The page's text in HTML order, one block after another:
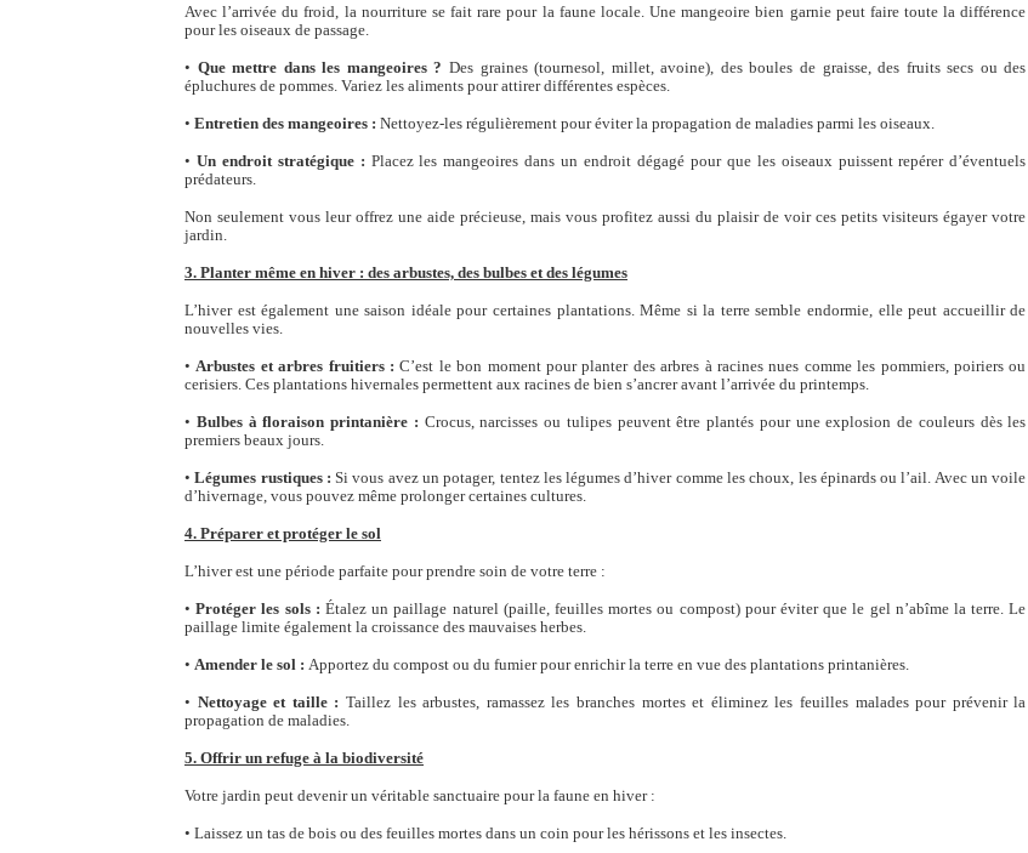
Avec l’arrivée du froid, la nourriture se fait rare pour la faune locale. Une mangeoire bien garnie peut faire toute la différence
pour les oiseaux de passage.
• Que mettre dans les mangeoires ? Des graines (tournesol, millet, avoine), des boules de graisse, des fruits secs ou des
épluchures de pommes. Variez les aliments pour attirer différentes espèces.
• Entretien des mangeoires : Nettoyez-les régulièrement pour éviter la propagation de maladies parmi les oiseaux.
• Un endroit stratégique : Placez les mangeoires dans un endroit dégagé pour que les oiseaux puissent repérer d’éventuels
prédateurs.
Non seulement vous leur offrez une aide précieuse, mais vous profitez aussi du plaisir de voir ces petits visiteurs égayer votre
jardin.
3. Planter même en hiver : des arbustes, des bulbes et des légumes
L’hiver est également une saison idéale pour certaines plantations. Même si la terre semble endormie, elle peut accueillir de
nouvelles vies.
• Arbustes et arbres fruitiers : C’est le bon moment pour planter des arbres à racines nues comme les pommiers, poiriers ou
cerisiers. Ces plantations hivernales permettent aux racines de bien s’ancrer avant l’arrivée du printemps.
• Bulbes à floraison printanière : Crocus, narcisses ou tulipes peuvent être plantés pour une explosion de couleurs dès les
premiers beaux jours.
• Légumes rustiques : Si vous avez un potager, tentez les légumes d’hiver comme les choux, les épinards ou l’ail. Avec un voile
d’hivernage, vous pouvez même prolonger certaines cultures.
4. Préparer et protéger le sol
L’hiver est une période parfaite pour prendre soin de votre terre :
• Protéger les sols : Étalez un paillage naturel (paille, feuilles mortes ou compost) pour éviter que le gel n’abîme la terre. Le
paillage limite également la croissance des mauvaises herbes.
• Amender le sol : Apportez du compost ou du fumier pour enrichir la terre en vue des plantations printanières.
• Nettoyage et taille : Taillez les arbustes, ramassez les branches mortes et éliminez les feuilles malades pour prévenir la
propagation de maladies.
5. Offrir un refuge à la biodiversité
Votre jardin peut devenir un véritable sanctuaire pour la faune en hiver :
• Laissez un tas de bois ou des feuilles mortes dans un coin pour les hérissons et les insectes.